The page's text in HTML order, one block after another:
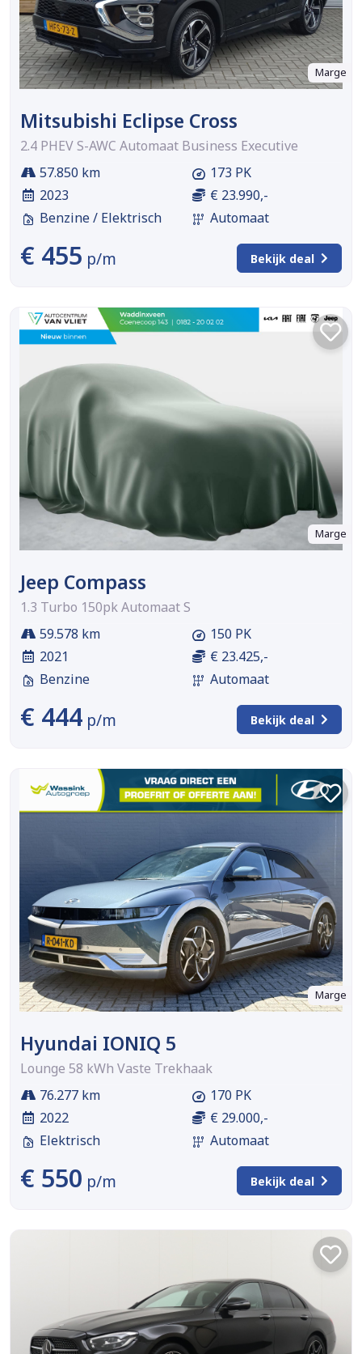
Marge
Mitsubishi Eclipse Cross
2.4 PHEV S-AWC Automaat Business Executive
57.850 km
2023
Benzine / Elektrisch
173 PK
€ 23.990,-
Automaat
€ 455 p/m Bekijk deal
Marge
Jeep Compass
1.3 Turbo 150pk Automaat S
59.578 km
2021
Benzine
150 PK
€ 23.425,-
Automaat
€ 444 p/m Bekijk deal
Marge
Hyundai IONIQ 5
Lounge 58 kWh Vaste Trekhaak
76.277 km
2022
Elektrisch
170 PK
€ 29.000,-
Automaat
€ 550 p/m Bekijk deal